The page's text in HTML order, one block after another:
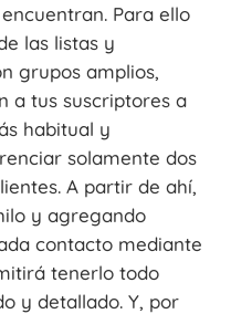
Para ello
las listas y
grupos amplios,
a tus suscriptores a
habitual y
solamente dos
A partir de ahí,
y agregando
contacto mediante
tenerlo todo
y detallado. Y, por